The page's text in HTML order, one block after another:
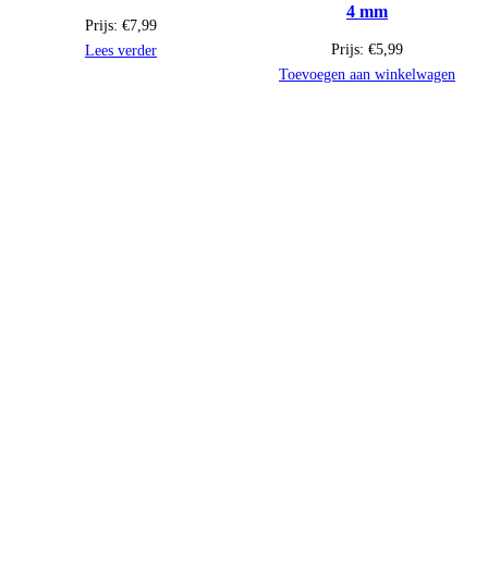
Prijs: €7,99
Lees verder
4 mm
Prijs: €5,99
Toevoegen aan winkelwagen